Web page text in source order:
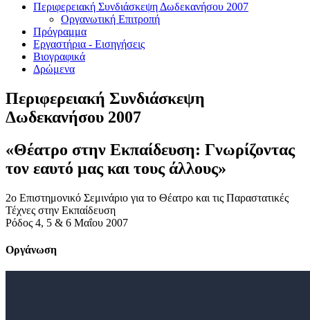
Περιφερειακή Συνδιάσκεψη Δωδεκανήσου 2007
Οργανωτική Επιτροπή
Πρόγραμμα
Εργαστήρια - Εισηγήσεις
Βιογραφικά
Δρώμενα
Περιφερειακή Συνδιάσκεψη
Δωδεκανήσου 2007
«Θέατρο στην Εκπαίδευση: Γνωρίζοντας
τον εαυτό μας και τους άλλους»
2ο Επιστημονικό Σεμινάριο για το Θέατρο και τις Παραστατικές
Τέχνες στην Εκπαίδευση
Ρόδος 4, 5 & 6 Μαΐου 2007
Οργάνωση